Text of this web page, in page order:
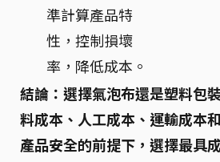
準計算產品特
性，控制損壞
率，降低成本。
結論：選擇氣泡布還是塑料包
料成本、人工成本、運輸成本
產品安全的前提下，選擇最具